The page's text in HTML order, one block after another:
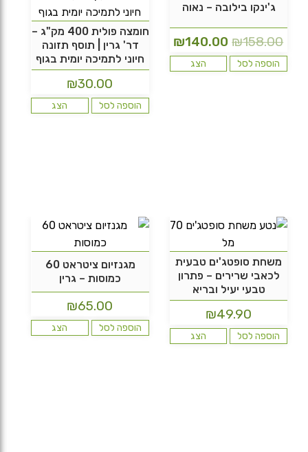
ג'ינקו בילובה – נאוה
₪158.00
המחיר
המקורי
₪140.00
המחיר
הנוכחי
₪140.00.
הוספה לסל הצג
חומצה פולית 400 מק"ג –
דר' גרין | תוסף תזונה
חיוני לתמיכה יומית בגוף
₪30.00
הוספה לסל הצג
משחת סופטג'ים טבעית
לכאבי שרירים – פתרון
טבעי יעיל ובריא
₪49.90
הוספה לסל הצג
מגנזיום ציטראט 60
כמוסות – גרין
₪65.00
הוספה לסל הצג